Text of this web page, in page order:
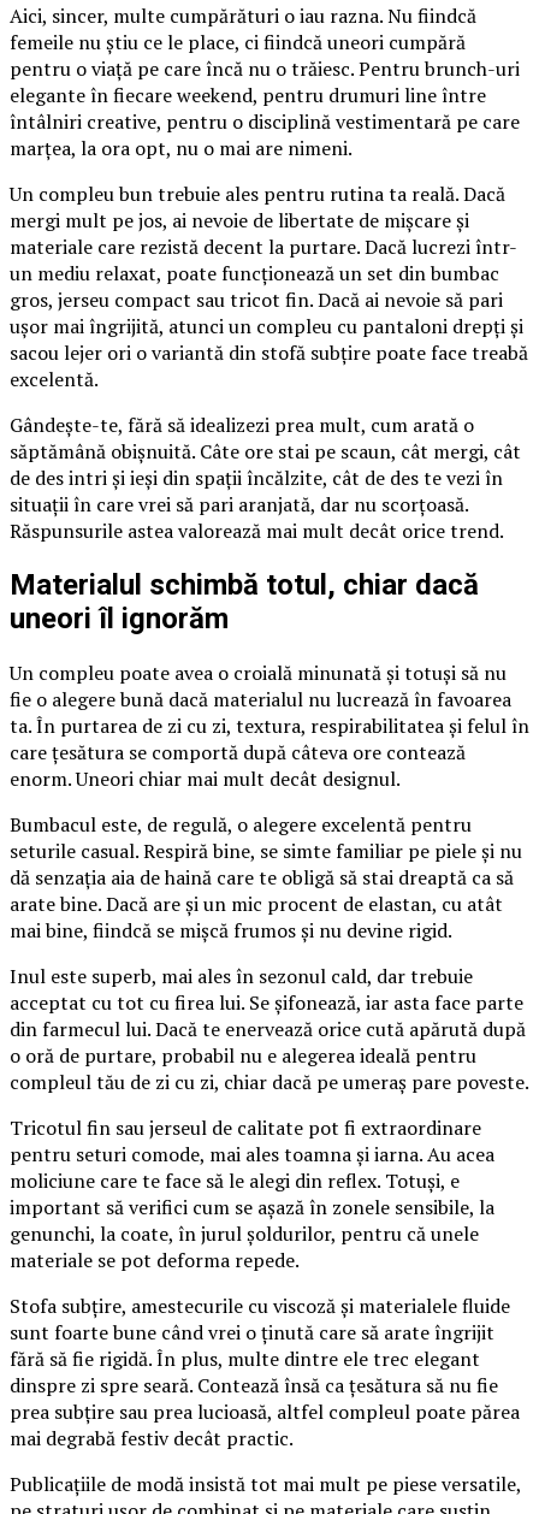
Aici, sincer, multe cumpărături o iau razna. Nu fiindcă
femeile nu știu ce le place, ci fiindcă uneori cumpără
pentru o viață pe care încă nu o trăiesc. Pentru brunch-uri
elegante în fiecare weekend, pentru drumuri line între
întâlniri creative, pentru o disciplină vestimentară pe care
marțea, la ora opt, nu o mai are nimeni.
Un compleu bun trebuie ales pentru rutina ta reală. Dacă
mergi mult pe jos, ai nevoie de libertate de mișcare și
materiale care rezistă decent la purtare. Dacă lucrezi într-
un mediu relaxat, poate funcționează un set din bumbac
gros, jerseu compact sau tricot fin. Dacă ai nevoie să pari
ușor mai îngrijită, atunci un compleu cu pantaloni drepți și
sacou lejer ori o variantă din stofă subțire poate face treabă
excelentă.
Gândește-te, fără să idealizezi prea mult, cum arată o
săptămână obișnuită. Câte ore stai pe scaun, cât mergi, cât
de des intri și ieși din spații încălzite, cât de des te vezi în
situații în care vrei să pari aranjată, dar nu scorțoasă.
Răspunsurile astea valorează mai mult decât orice trend.
Materialul schimbă totul, chiar dacă
uneori îl ignorăm
Un compleu poate avea o croială minunată și totuși să nu
fie o alegere bună dacă materialul nu lucrează în favoarea
ta. În purtarea de zi cu zi, textura, respirabilitatea și felul în
care țesătura se comportă după câteva ore contează
enorm. Uneori chiar mai mult decât designul.
Bumbacul este, de regulă, o alegere excelentă pentru
seturile casual. Respiră bine, se simte familiar pe piele și nu
dă senzația aia de haină care te obligă să stai dreaptă ca să
arate bine. Dacă are și un mic procent de elastan, cu atât
mai bine, fiindcă se mișcă frumos și nu devine rigid.
Inul este superb, mai ales în sezonul cald, dar trebuie
acceptat cu tot cu firea lui. Se șifonează, iar asta face parte
din farmecul lui. Dacă te enervează orice cută apărută după
o oră de purtare, probabil nu e alegerea ideală pentru
compleul tău de zi cu zi, chiar dacă pe umeraș pare poveste.
Tricotul fin sau jerseul de calitate pot fi extraordinare
pentru seturi comode, mai ales toamna și iarna. Au acea
moliciune care te face să le alegi din reflex. Totuși, e
important să verifici cum se așază în zonele sensibile, la
genunchi, la coate, în jurul șoldurilor, pentru că unele
materiale se pot deforma repede.
Stofa subțire, amestecurile cu viscoză și materialele fluide
sunt foarte bune când vrei o ținută care să arate îngrijit
fără să fie rigidă. În plus, multe dintre ele trec elegant
dinspre zi spre seară. Contează însă ca țesătura să nu fie
prea subțire sau prea lucioasă, altfel compleul poate părea
mai degrabă festiv decât practic.
Publicațiile de modă insistă tot mai mult pe piese versatile,